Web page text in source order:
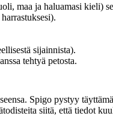
maa ja haluamasi kieli)
sijainnista).
tehtyä petosta.
Spigo pystyy
siitä, että tiedot